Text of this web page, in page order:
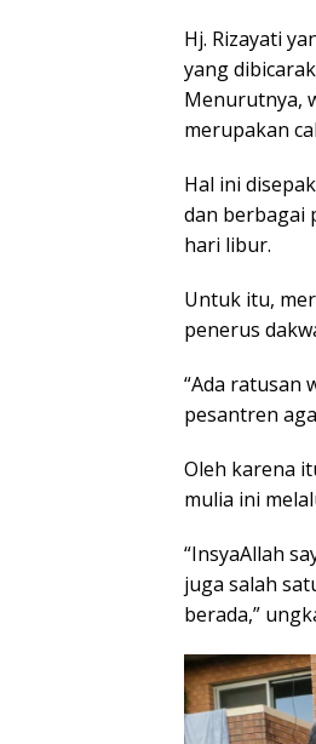
Hj. Rizayati
yang
Menurutnya,
merupakan
Hal ini
dan berbagai
hari libur.
Untuk itu,
penerus
“Ada ratusan
pesantren
Oleh karena
mulia ini
“InsyaAllah
juga salah
berada,”